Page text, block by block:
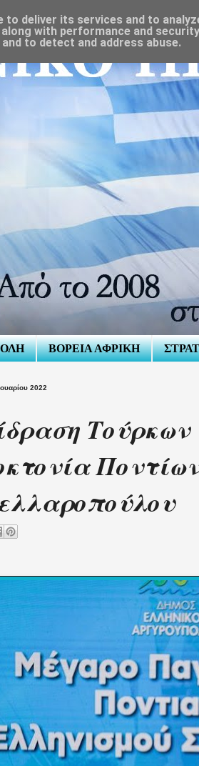
ΒΟΡΕΙΑ ΑΦΡΙΚΗ
2022
Τούρκων
deliver its services and to
with performance and
to detect and address abuse.